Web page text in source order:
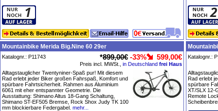
Mountainbike Merida Big.Nine 60 29er
Katalognr.: P11743 *899,00€ -33% 599,00€
Preis incl. MWSt., in Deutschland frei Haus
Alltagstauglicher Twentyniner-Spaß pur! Mit diesem
Rad erlebt jeder Biker großen Fahrspaß, Komfort und
spürbare Fahrtsicherheit. Rahmen aus Aluminium
6061 mit eher entspannter Geometrie. Die
Ausstattung: Shimano Altus 18-Gang Schaltung,
Shimano ST-EF505 Bremse, Rock Shox Judy TK 100
mm blockierbare Federgabel. mehr...
Katalognr.:
Rad erlebt
spürbare
XT/SLX 12-
Remote